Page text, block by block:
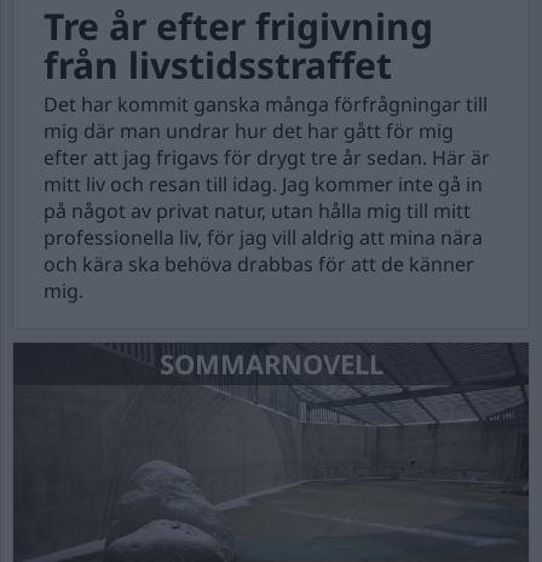
Tre år efter frigivning
från livstidsstraffet
Det har kommit ganska många förfrågningar till
mig där man undrar hur det har gått för mig
efter att jag frigavs för drygt tre år sedan. Här är
mitt liv och resan till idag. Jag kommer inte gå in
på något av privat natur, utan hålla mig till mitt
professionella liv, för jag vill aldrig att mina nära
och kära ska behöva drabbas för att de känner
mig.
SOMMARNOVELL